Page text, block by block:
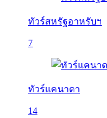
ทัวร์สหรัฐอาหรับฯ
7
ทัวร์แคนาดา
14